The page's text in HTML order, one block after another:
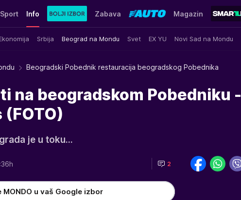
Sport Info
Srbija Beograd na Mondu Svet EX YU Novi Sad na Mondu
Zabava Magazin
Beogradski Pobednik restauracija beogradskog Pobednika
na beogradskom Pobedniku -
je u toku...
2
MONDO u vaš Google izbor